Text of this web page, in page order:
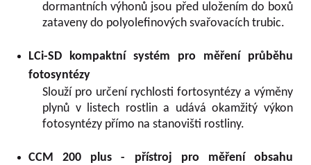
dormantních výhonů jsou před uložením do boxů
zataveny do polyolefinových svařovacích trubic.
LCi-SD kompaktní systém pro měření průběhu
fotosyntézy
Slouží pro určení rychlosti fortosyntézy a výměny
plynů v listech rostlin a udává okamžitý výkon
fotosyntézy přímo na stanovišti rostliny.
CCM 200 plus - přístroj pro měření obsahu